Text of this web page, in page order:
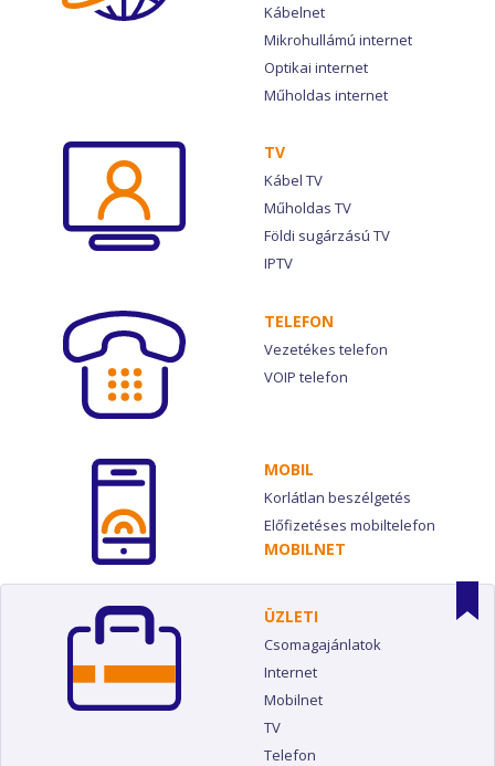
Kábelnet
Mikrohullámú internet
Optikai internet
Műholdas internet
TV
Kábel TV
Műholdas TV
Földi sugárzású TV
IPTV
TELEFON
Vezetékes telefon
VOIP telefon
MOBIL
Korlátlan beszélgetés
Előfizetéses mobiltelefon
MOBILNET
ÜZLETI
Csomagajánlatok
Internet
Mobilnet
TV
Telefon